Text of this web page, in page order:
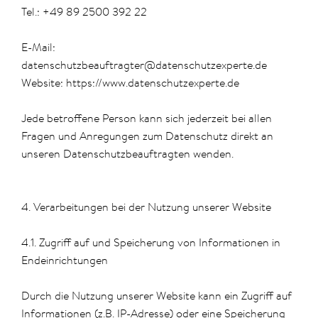
Tel.: +49 89 2500 392 22
E-Mail:
datenschutzbeauftragter@datenschutzexperte.de
Website: https://www.datenschutzexperte.de
Jede betroffene Person kann sich jederzeit bei allen
Fragen und Anregungen zum Datenschutz direkt an
unseren Datenschutzbeauftragten wenden.
4. Verarbeitungen bei der Nutzung unserer Website
4.1. Zugriff auf und Speicherung von Informationen in
Endeinrichtungen
Durch die Nutzung unserer Website kann ein Zugriff auf
Informationen (z.B. IP-Adresse) oder eine Speicherung